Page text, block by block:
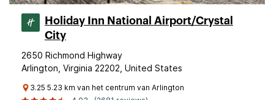
Holiday Inn National Airport/Crystal
City
2650 Richmond Highway
Arlington, Virginia 22202, United States
3.25 5.23 km van het centrum van Arlington